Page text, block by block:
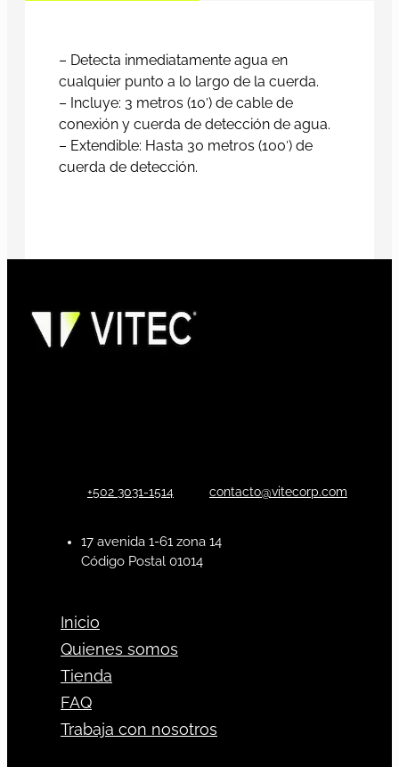
– Detecta inmediatamente agua en
cualquier punto a lo largo de la cuerda.
– Incluye: 3 metros (10′) de cable de
conexión y cuerda de detección de agua.
– Extendible: Hasta 30 metros (100′) de
cuerda de detección.
+502 3031-1514 contacto@vitecorp.com
17 avenida 1-61 zona 14
Código Postal 01014
Inicio
Quienes somos
Tienda
FAQ
Trabaja con nosotros